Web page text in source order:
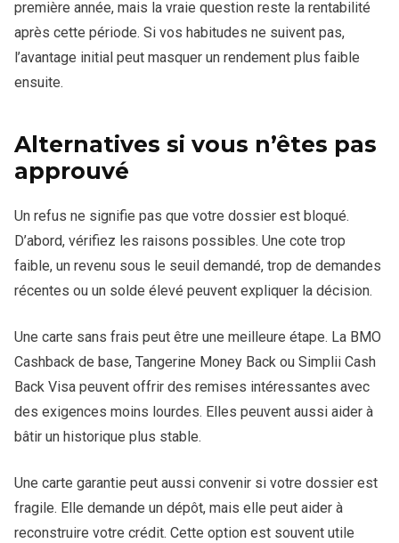
première année, mais la vraie question reste la rentabilité
après cette période. Si vos habitudes ne suivent pas,
l’avantage initial peut masquer un rendement plus faible
ensuite.
Alternatives si vous n’êtes pas
approuvé
Un refus ne signifie pas que votre dossier est bloqué.
D’abord, vérifiez les raisons possibles. Une cote trop
faible, un revenu sous le seuil demandé, trop de demandes
récentes ou un solde élevé peuvent expliquer la décision.
Une carte sans frais peut être une meilleure étape. La BMO
Cashback de base, Tangerine Money Back ou Simplii Cash
Back Visa peuvent offrir des remises intéressantes avec
des exigences moins lourdes. Elles peuvent aussi aider à
bâtir un historique plus stable.
Une carte garantie peut aussi convenir si votre dossier est
fragile. Elle demande un dépôt, mais elle peut aider à
reconstruire votre crédit. Cette option est souvent utile